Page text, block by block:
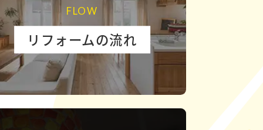
FLOW
リフォームの流れ